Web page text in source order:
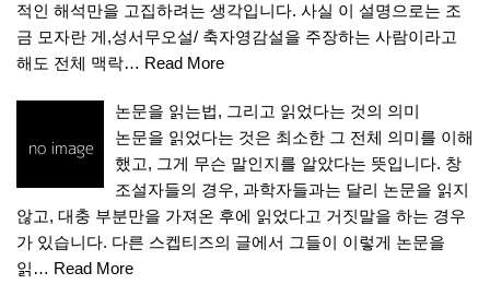
적인 해석만을 고집하려는 생각입니다. 사실 이 설명으로는 조
금 모자란 게,성서무오설/ 축자영감설을 주장하는 사람이라고
해도 전체 맥락… Read More
논문을 읽는법, 그리고 읽었다는 것의 의미
논문을 읽었다는 것은 최소한 그 전체 의미를 이해
했고, 그게 무슨 말인지를 알았다는 뜻입니다. 창
조설자들의 경우, 과학자들과는 달리 논문을 읽지
않고, 대충 부분만을 가져온 후에 읽었다고 거짓말을 하는 경우
가 있습니다. 다른 스켑티즈의 글에서 그들이 이렇게 논문을
읽… Read More